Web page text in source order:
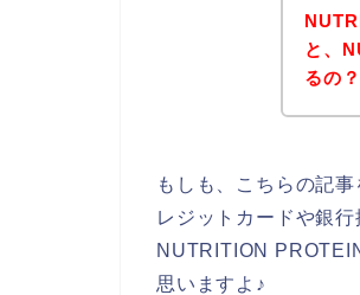
と、
るの
もしも、こちらの記
レジットカードや銀
NUTRITION
思いますよ♪